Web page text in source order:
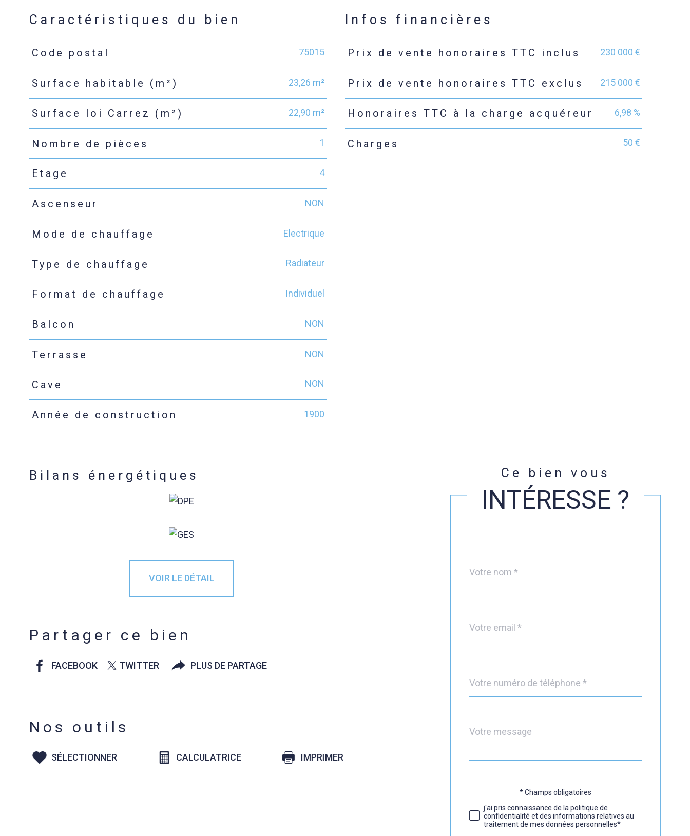
Caractéristiques du bien
Caractéristiques
Code postal 75015
Surface habitable (m²) 23,26 m²
Surface loi Carrez (m²) 22,90 m²
Nombre de pièces 1
Etage 4
Ascenseur NON
Mode de chauffage Electrique
Type de chauffage Radiateur
Format de chauffage Individuel
Balcon NON
Terrasse NON
Cave NON
Année de construction 1900
Infos financières
Caractéristiques Valeurs
Prix de vente honoraires TTC inclus 230 000 €
Prix de vente honoraires TTC exclus 215 000 €
Honoraires TTC à la charge acquéreur 6,98 %
Charges 50 €
Bilans énergétiques
VOIR LE DÉTAIL
Partager ce bien
FACEBOOK TWITTER PLUS DE PARTAGE
Nos outils
SÉLECTIONNER CALCULATRICE IMPRIMER
Ce bien vous
INTÉRESSE ?
par
*
*
*
Fieldset
défaut
Message
*
Validation* Champs obligatoires
j'ai pris connaissance de la politique de
confidentialité et des informations relatives au
traitement de mes données personnelles*